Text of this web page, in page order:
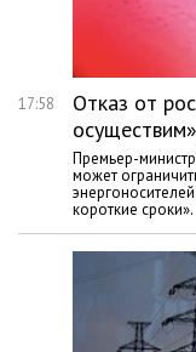
17:58
Отказ от
Премьер-
может
короткие сроки».